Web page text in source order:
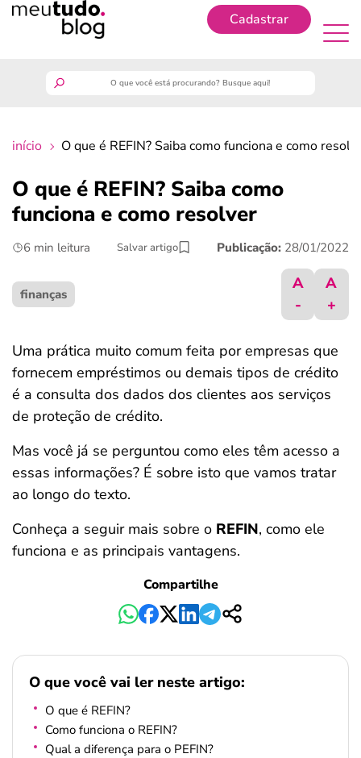
Cadastrar
finanças
benefícios
crédito fácil
ferramentas
início O que é REFIN? Saiba como funciona e como
O que é REFIN? Saiba como
funciona e como resolver
6 min leitura Salvar artigo Publicação: 28/01/2022
finanças
A
-
A
+
Uma prática muito comum feita por empresas que
fornecem empréstimos ou demais tipos de crédito
é a consulta dos dados dos clientes aos serviços
de proteção de crédito.
Mas você já se perguntou como eles têm acesso a
essas informações? É sobre isto que vamos tratar
ao longo do texto.
Conheça a seguir mais sobre o REFIN, como ele
funciona e as principais vantagens.
Compartilhe
O que você vai ler neste artigo:
O que é REFIN?
Como funciona o REFIN?
Qual a diferença para o PEFIN?